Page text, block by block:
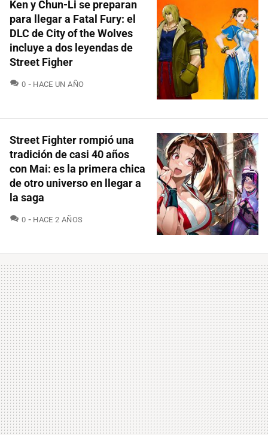
Ken y Chun-Li se preparan
para llegar a Fatal Fury: el
DLC de City of the Wolves
incluye a dos leyendas de
Street Figher
0 COMENTARIOS
HACE UN AÑO
Street Fighter rompió una
tradición de casi 40 años
con Mai: es la primera chica
de otro universo en llegar a
la saga
0 COMENTARIOS
HACE 2 AÑOS